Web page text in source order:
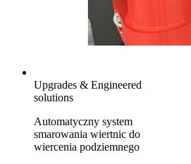
Upgrades & Engineered
solutions
Automatyczny system
smarowania wiertnic do
wiercenia podziemnego